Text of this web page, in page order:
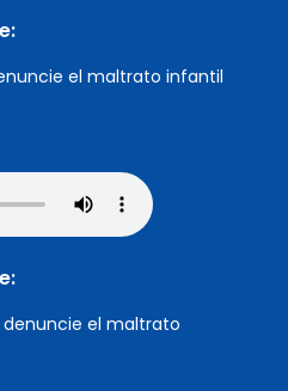
el maltrato infantil
denuncie el maltrato